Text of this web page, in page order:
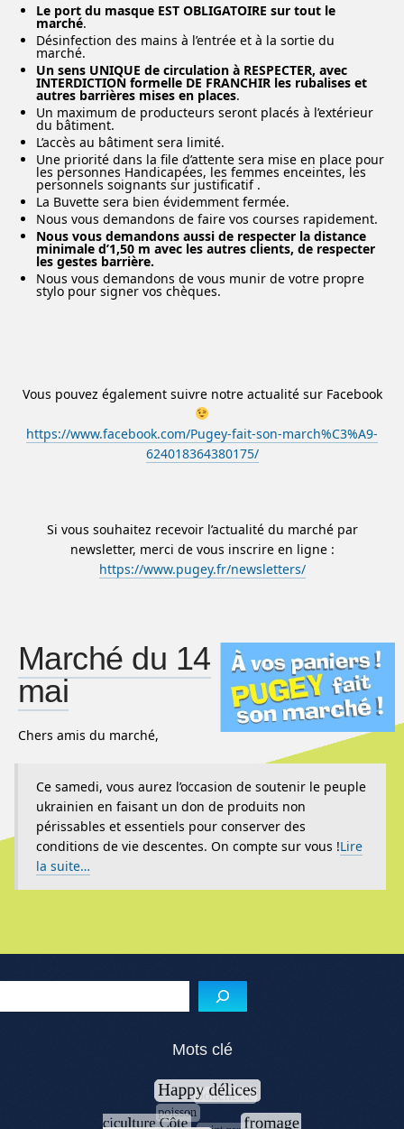
Le port du masque EST OBLIGATOIRE sur tout le
marché.
Désinfection des mains à l’entrée et à la sortie du
marché.
Un sens UNIQUE de circulation à RESPECTER, avec
INTERDICTION formelle DE FRANCHIR les rubalises et
autres barrières mises en places.
Un maximum de producteurs seront placés à l’extérieur
du bâtiment.
L’accès au bâtiment sera limité.
Une priorité dans la file d’attente sera mise en place pour
les personnes Handicapées, les femmes enceintes, les
personnels soignants sur justificatif .
La Buvette sera bien évidemment fermée.
Nous vous demandons de faire vos courses rapidement.
Nous vous demandons aussi de respecter la distance
minimale d’1,50 m avec les autres clients, de respecter
les gestes barrière.
Nous vous demandons de vous munir de votre propre
stylo pour signer vos chèques.
Vous pouvez également suivre notre actualité sur Facebook
https://www.facebook.com/Pugey-fait-son-march%C3%A9-
624018364380175/
Si vous souhaitez recevoir l’actualité du marché par
newsletter, merci de vous inscrire en ligne :
https://www.pugey.fr/newsletters/
Marché du 14
mai
Chers amis du marché,
Ce samedi, vous aurez l’occasion de soutenir le peuple
ukrainien en faisant un don de produits non
périssables et essentiels pour conserver des
conditions de vie descentes. On compte sur vous !Lire
la suite…
Mots clé